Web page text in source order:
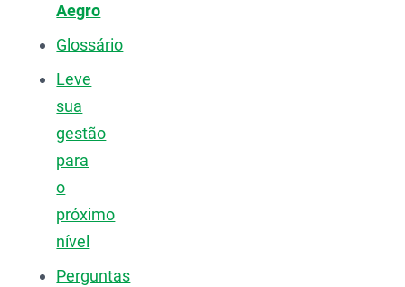
Aegro
Glossário
Leve
sua
gestão
para
o
próximo
nível
Perguntas